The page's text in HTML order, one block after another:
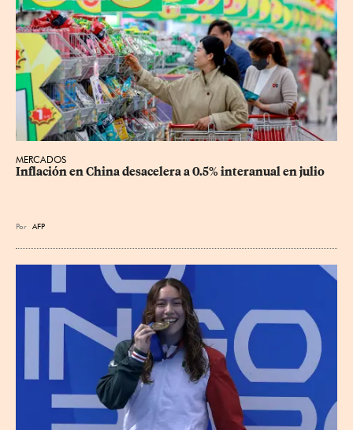
MERCADOS
Inflación en China desacelera a 0.5% interanual en julio
Por AFP